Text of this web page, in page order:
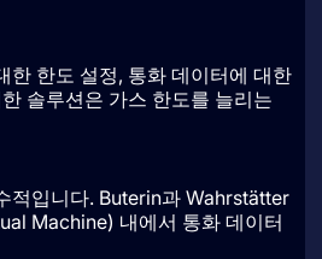
한도 설정, 통화 데이터에 대한
솔루션은 가스 한도를 늘리는
적입니다. Buterin과 Wahrstätter
Machine) 내에서 통화 데이터